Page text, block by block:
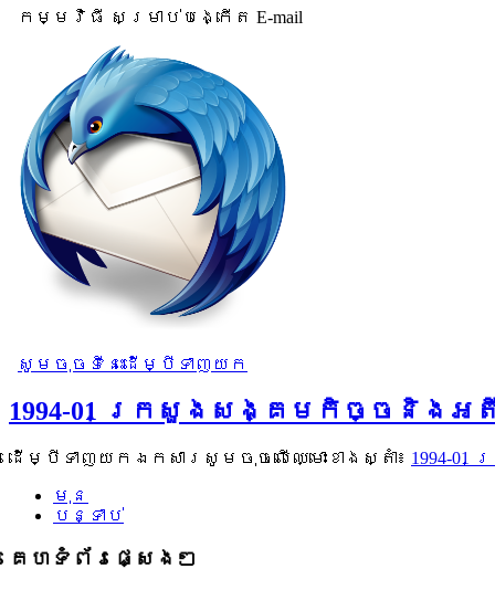
កម្មវិធី សម្រាប់បង្កើត E-mail
សូមចុចទីនេះដើម្បីទាញយក
1994-01 ក្រសួងសង្គមកិច្ចនិង
ដើម្បីទាញយកឯកសារសូមចុចលើឈ្មោះខាងស្តាំ៖ 1994-
មុន
បន្ទាប់
គេហទំព័រផ្សេងៗ